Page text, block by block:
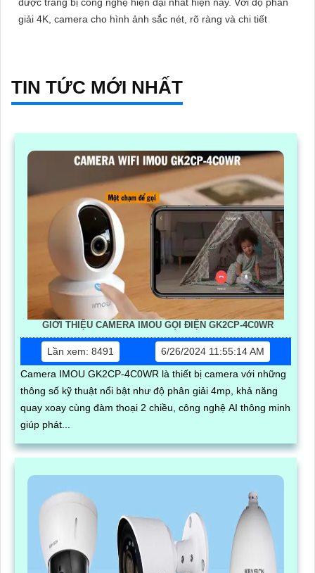
giải 4K, camera cho hình ảnh sắc nét, rõ ràng và chi tiết
TIN TỨC MỚI NHẤT
GIỚI THIỆU CAMERA IMOU GỌI ĐIỆN GK2CP-4C0WR
Lần xem: 8491
6/26/2024 11:55:14 AM
Camera IMOU GK2CP-4C0WR là thiết bị camera với những
thông số kỹ thuật nổi bật như độ phân giải 4mp, khả năng
quay xoay cùng đàm thoại 2 chiều, công nghệ AI thông minh
giúp phát...